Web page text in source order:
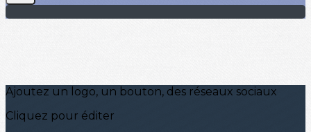
Ajoutez un logo, un bouton, des réseaux sociaux
Cliquez pour éditer